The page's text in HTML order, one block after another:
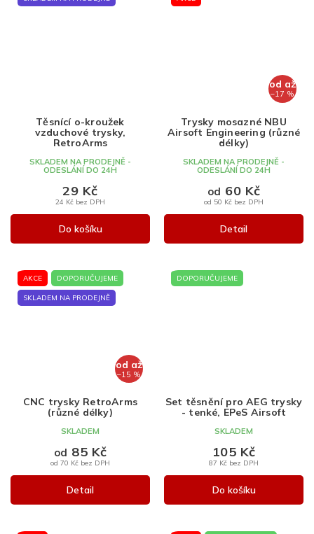
Těsnící o-kroužek
vzduchové trysky,
RetroArms
SKLADEM NA PRODEJNĚ -
ODESLÁNÍ DO 24H
24 Kč bez DPH
29 Kč
Do košíku
od až
–17 %
Trysky mosazné NBU
Airsoft Engineering (různé
délky)
SKLADEM NA PRODEJNĚ -
ODESLÁNÍ DO 24H
od 50 Kč bez DPH
od 60 Kč
Detail
AKCE DOPORUČUJEME
SKLADEM NA PRODEJNĚ
od až
–15 %
CNC trysky RetroArms
(různé délky)
SKLADEM
od 70 Kč bez DPH
od 85 Kč
Detail
DOPORUČUJEME
Set těsnění pro AEG trysky
- tenké, EPeS Airsoft
SKLADEM
87 Kč bez DPH
105 Kč
Do košíku